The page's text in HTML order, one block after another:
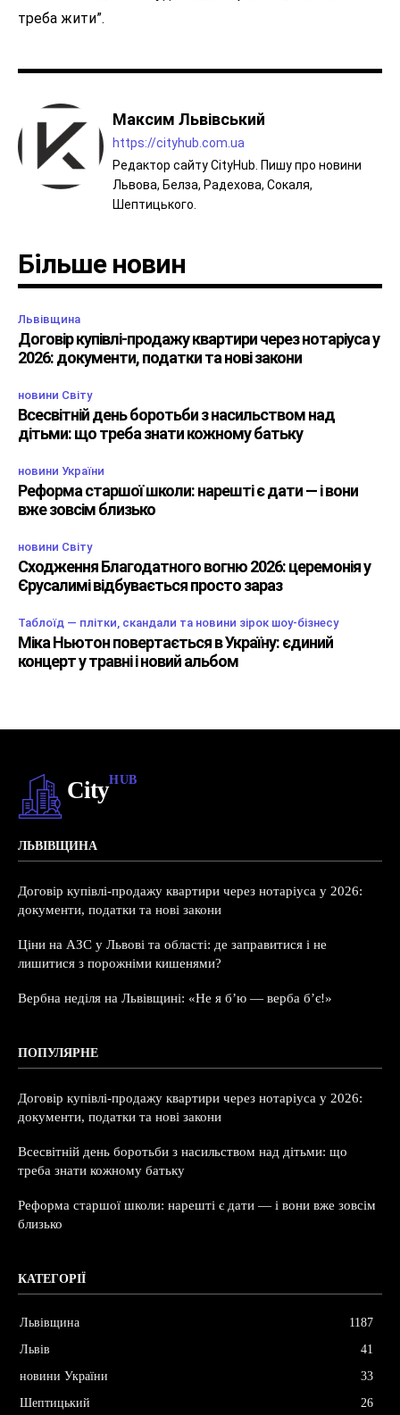
треба жити”.
Максим Львівський
https://cityhub.com.ua
Редактор сайту CityHub. Пишу про новини
Львова, Белза, Радехова, Сокаля,
Шептицького.
Більше новин
Львівщина
Договір купівлі-продажу квартири через нотаріуса у
2026: документи, податки та нові закони
новини Світу
Всесвітній день боротьби з насильством над
дітьми: що треба знати кожному батьку
новини України
Реформа старшої школи: нарешті є дати — і вони
вже зовсім близько
новини Світу
Сходження Благодатного вогню 2026: церемонія у
Єрусалимі відбувається просто зараз
Таблоїд — плітки, скандали та новини зірок шоу-бізнесу
Міка Ньютон повертається в Україну: єдиний
концерт у травні і новий альбом
CityHUB
ЛЬВІВЩИНА
Договір купівлі-продажу квартири через нотаріуса у 2026:
документи, податки та нові закони
Ціни на АЗС у Львові та області: де заправитися і не
лишитися з порожніми кишенями?
Вербна неділя на Львівщині: «Не я б’ю — верба б’є!»
ПОПУЛЯРНЕ
Договір купівлі-продажу квартири через нотаріуса у 2026:
документи, податки та нові закони
Всесвітній день боротьби з насильством над дітьми: що
треба знати кожному батьку
Реформа старшої школи: нарешті є дати — і вони вже зовсім
близько
КАТЕГОРІЇ
Львівщина
1187
Львів
41
новини України
33
Шептицький
26